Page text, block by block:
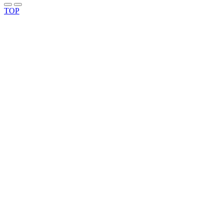
TOP